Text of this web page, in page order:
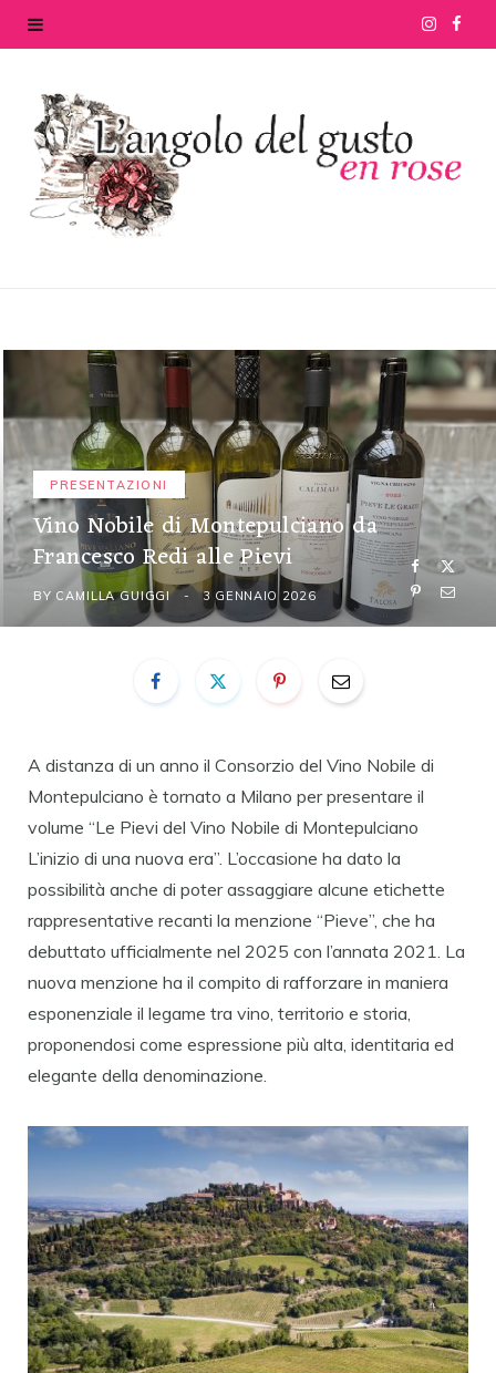
I
t
m
e
PRESENTAZIONI
Vino Nobile di Montepulciano da
Francesco Redi alle Pievi
BY CAMILLA GUIGGI 3 GENNAIO 2026
A distanza di un anno il Consorzio del Vino Nobile di
Montepulciano è tornato a Milano per presentare il
volume “Le Pievi del Vino Nobile di Montepulciano
L’inizio di una nuova era”. L’occasione ha dato la
possibilità anche di poter assaggiare alcune etichette
rappresentative recanti la menzione “Pieve”, che ha
debuttato ufficialmente nel 2025 con l’annata 2021. La
nuova menzione ha il compito di rafforzare in maniera
esponenziale il legame tra vino, territorio e storia,
proponendosi come espressione più alta, identitaria ed
elegante della denominazione.